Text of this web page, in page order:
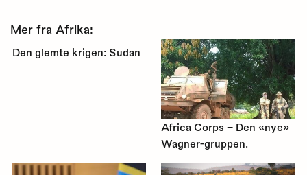
Mer fra Afrika:
Den glemte krigen: Sudan
Africa Corps – Den «nye»
Wagner-gruppen.